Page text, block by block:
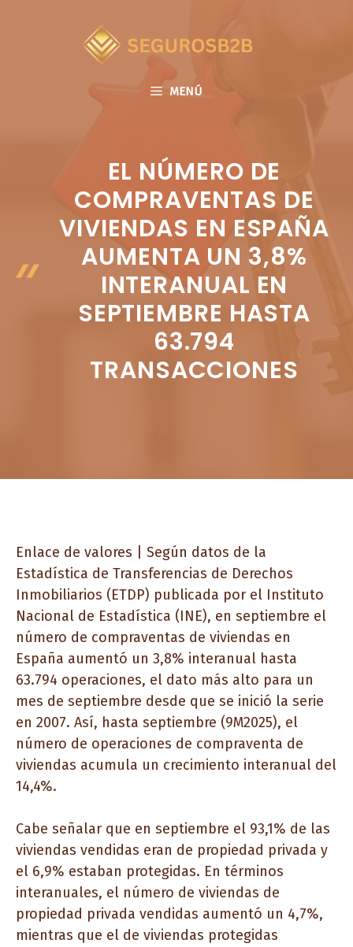
MENÚ
EL NÚMERO DE
COMPRAVENTAS DE
VIVIENDAS EN ESPAÑA
AUMENTA UN 3,8%
INTERANUAL EN
SEPTIEMBRE HASTA
63.794
TRANSACCIONES
Enlace de valores | Según datos de la
Estadística de Transferencias de Derechos
Inmobiliarios (ETDP) publicada por el Instituto
Nacional de Estadística (INE), en septiembre el
número de compraventas de viviendas en
España aumentó un 3,8% interanual hasta
63.794 operaciones, el dato más alto para un
mes de septiembre desde que se inició la serie
en 2007. Así, hasta septiembre (9M2025), el
número de operaciones de compraventa de
viviendas acumula un crecimiento interanual del
14,4%.
Cabe señalar que en septiembre el 93,1% de las
viviendas vendidas eran de propiedad privada y
el 6,9% estaban protegidas. En términos
interanuales, el número de viviendas de
propiedad privada vendidas aumentó un 4,7%,
mientras que el de viviendas protegidas